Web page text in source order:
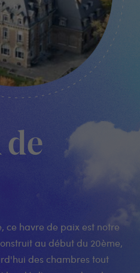
de
ce havre de paix est notre
au début du 20ème,
des chambres tout